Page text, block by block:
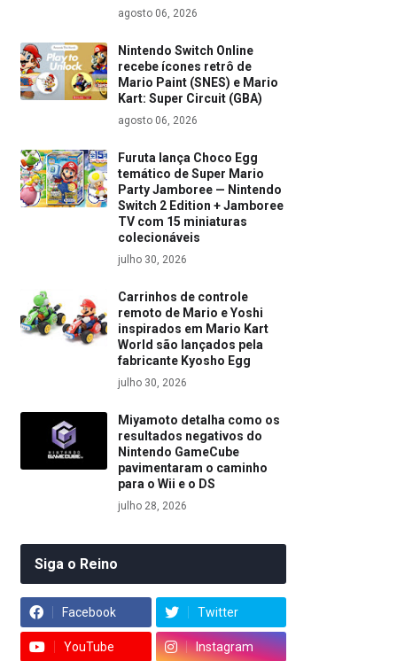
agosto 06, 2026
Nintendo Switch Online
recebe ícones retrô de
Mario Paint (SNES) e Mario
Kart: Super Circuit (GBA)
agosto 06, 2026
Furuta lança Choco Egg
temático de Super Mario
Party Jamboree — Nintendo
Switch 2 Edition + Jamboree
TV com 15 miniaturas
colecionáveis
julho 30, 2026
Carrinhos de controle
remoto de Mario e Yoshi
inspirados em Mario Kart
World são lançados pela
fabricante Kyosho Egg
julho 30, 2026
Miyamoto detalha como os
resultados negativos do
Nintendo GameCube
pavimentaram o caminho
para o Wii e o DS
julho 28, 2026
Siga o Reino
Facebook Twitter
YouTube Instagram